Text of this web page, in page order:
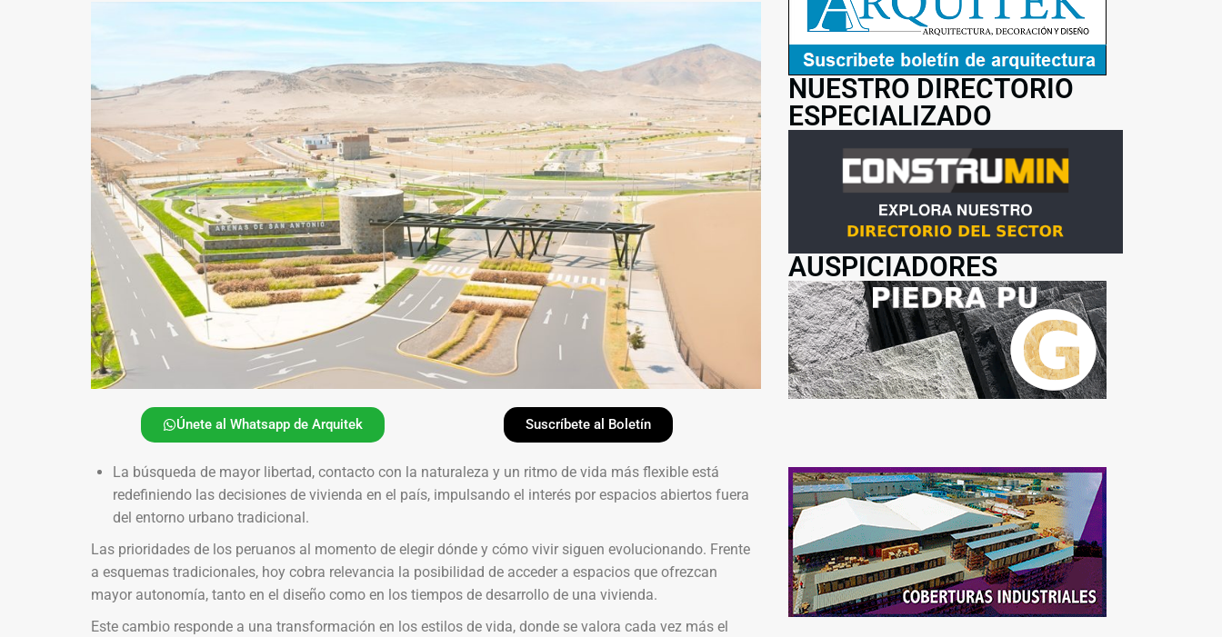
Únete al Whatsapp de Arquitek Suscríbete al Boletín
La búsqueda de mayor libertad, contacto con la naturaleza y un ritmo de vida más flexible está
redefiniendo las decisiones de vivienda en el país, impulsando el interés por espacios abiertos fuera
del entorno urbano tradicional.
Las prioridades de los peruanos al momento de elegir dónde y cómo vivir siguen evolucionando. Frente
a esquemas tradicionales, hoy cobra relevancia la posibilidad de acceder a espacios que ofrezcan
mayor autonomía, tanto en el diseño como en los tiempos de desarrollo de una vivienda.
Este cambio responde a una transformación en los estilos de vida, donde se valora cada vez más el
NUESTRO DIRECTORIO
ESPECIALIZADO
AUSPICIADORES